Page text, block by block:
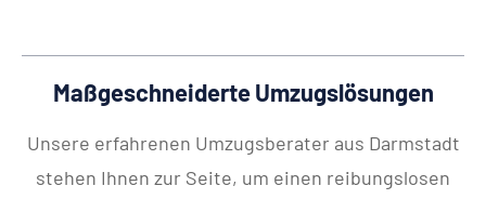
Maßgeschneiderte Umzugslösungen
Unsere erfahrenen Umzugsberater aus Darmstadt
stehen Ihnen zur Seite, um einen reibungslosen